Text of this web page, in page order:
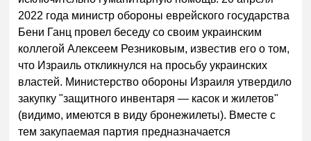
2022 года министр обороны еврейского государства
Бени Ганц провел беседу со своим украинским
коллегой Алексеем Резниковым, известив его о том,
что Израиль откликнулся на просьбу украинских
властей. Министерство обороны Израиля утвердило
закупку "защитного инвентаря — касок и жилетов"
(видимо, имеются в виду бронежилеты). Вместе с
тем закупаемая партия предназначается